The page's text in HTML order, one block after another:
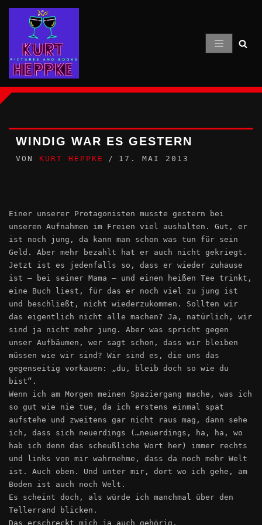
Inhalt
springen
WINDIG WAR ES GESTERN
VON KURT HEPPKE 17. MAI 2013
Einer unserer Protagonisten musste gestern bei
unseren Aufnahmen im Freien viel aushalten. Gut, er
ist noch jung, da kann man schon was tun für sein
Geld. Aber mehr bezahlt hat er auch nicht gekriegt.
Jetzt ist es jedenfalls so, dass er wieder zuhause
ist – bei seiner Mama – und einen heißen Tee trinkt,
eine Buch liest, für das er noch viel zu jung ist
und beschließt, nicht wiederzukommen. Sollten wir
das eigentlich nicht alle machen? Ja, natürlich, wir
sind ja nicht mehr jung. Aber was spricht gegen
unser Aufbäumen, wer sagt schon, dass wir bleiben
müssen wie wir sind? Wir sind es, die uns das
gegenseitig vorkauen: „du, bleib doch so wie du
bist“.
Wenn ich am Morgen meinen Spaziergang mache, was ich
so gut wie nie tue, da ich erstens einmal spät
aufstehe und zweitens gar nicht raus mag, dann sehe
ich, dass sich neuerdings (…neuerdings, ha, ha, wo
hab ich denn das scheußliche Wort her) immer rechts
und links von mir wahrnehme, dass da noch mehr Welt
ist. Auch oben. Und unter mir, dort wo ich gehe, am
Boden ist auch noch Welt.
Es scheint doch, als würde ich manchmal über den
Tellerrand blicken.
Das erschreckt mich ja auch gehörig.